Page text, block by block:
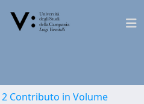
2 Contributo in Volume